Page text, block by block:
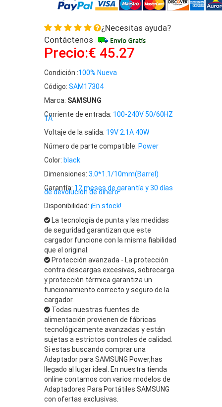
¿Necesitas ayuda?
Contáctenos
Precio:€ 45.27
Condición :100% Nueva
Código: SAM17304
Marca: SAMSUNG
Corriente de entrada: 100-240V 50/60HZ
1A
Voltaje de la salida: 19V 2.1A 40W
Número de parte compatible: Power
Color: black
Dimensiones: 3.0*1.1/10mm(Barrel)
Garantía: 12 meses de garantía y 30 días
de devolución de dinero
Disponibilidad: ¡En stock!
La tecnología de punta y las medidas
de seguridad garantizan que este
cargador funcione con la misma fiabilidad
que el original.
Protección avanzada - La protección
contra descargas excesivas, sobrecarga
y protección térmica garantiza un
funcionamiento correcto y seguro de la
cargador.
Todas nuestras fuentes de
alimentación provienen de fábricas
tecnológicamente avanzadas y están
sujetas a estrictos controles de calidad.
Si estas buscando comprar una
Adaptador para SAMSUNG Power,has
llegado al lugar ideal. En nuestra tienda
online contamos con varios modelos de
Adaptadores Para Portátiles SAMSUNG
con ofertas exclusivas.